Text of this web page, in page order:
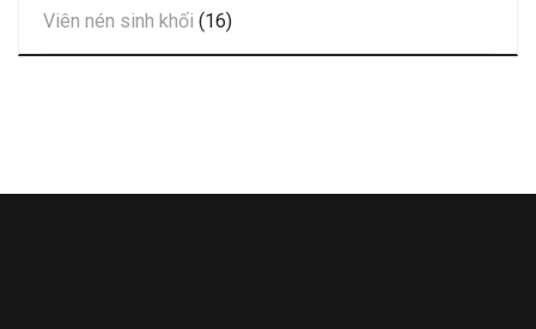
Viên nén sinh khối (16)